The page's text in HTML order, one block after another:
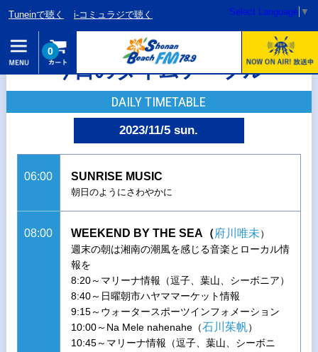
Tuneinで聴く i-コミュラジで聴く Select Language ▼
0
今日のタイムテーブル
DAILY TIMETABLE
2023/11/5 sun.
06:00 SUNRISE MUSIC
朝日のようにさわやかに
08:00 WEEKEND BY THE SEA（府川唯未）
週末の朝は湘南の潮風を感じる音楽とローカル情
報を
8:20～マリーナ情報（逗子、葉山、シーボニア）
8:40～日曜朝市ハヤママーケット情報
9:15～ウォータースポーツインフォメーション
10:00～Na Mele nahenahe（石川茱帆）
10:45～マリーナ情報（逗子、葉山、シーボニ